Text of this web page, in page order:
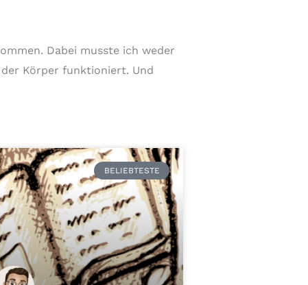
Dabei musste ich weder
Körper funktioniert. Und
BELIEBTESTE